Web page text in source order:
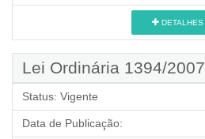
DETALHES
Lei Ordinária 1394/2007
Status: Vigente
Data de Publicação: